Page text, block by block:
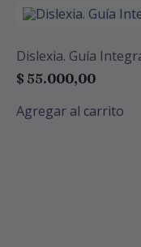
Dislexia. Guía
$ 55.000,00
Agregar al carrito